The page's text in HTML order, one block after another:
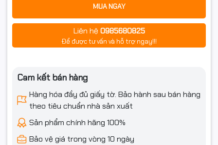
MUA NGAY
Liên hệ 0985680825
Để được tư vấn và hỗ trợ ngay!!!
Cam kết bán hàng
Hàng hóa đầy đủ giấy tờ. Bảo hành sau bán hàng
theo tiêu chuẩn nhà sản xuất
Sản phẩm chính hãng 100%
Bảo vệ giá trong vòng 10 ngày